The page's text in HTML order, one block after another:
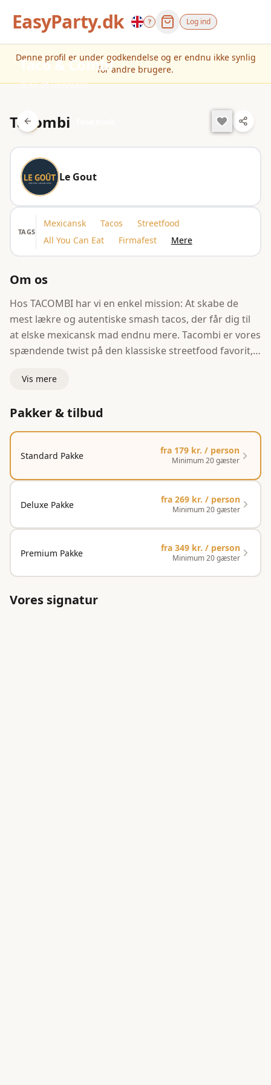
EasyParty.dk ? Log ind
Denne profil er under godkendelse og er endnu ikke synlig
for andre brugere.
Taco & Combi
All of Denmark
Tacombi
Le Gout
TAGS
Mexicansk Tacos
Streetfood
All You Can Eat
Firmafest Mere
Om os
Hos TACOMBI har vi en enkel mission: At skabe de
mest lækre og autentiske smash tacos, der får dig til
at elske mexicansk mad endnu mere. Tacombi er vores
spændende twist på den klassiske streetfood favorit,
over en fyldig blanding af hakket oksekød, kyllingefars
Resultatet er intet mindre end himmelsk.
Vis mere
Pakker & tilbud
Standard Pakke fra 179 kr. / person
Minimum 20 gæster
Deluxe Pakke fra 269 kr. / person
Minimum 20 gæster
Premium Pakke fra 349 kr. / person
Minimum 20 gæster
Vores signatur